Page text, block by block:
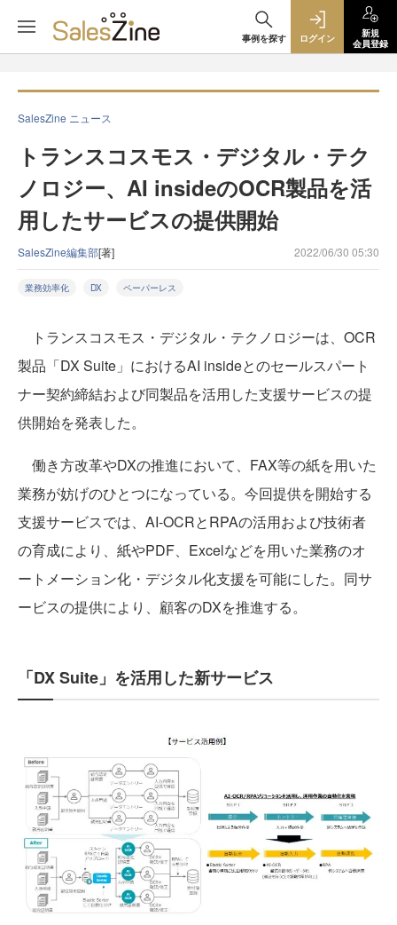
事例を探す ログイン
新規
会員登録
SalesZine ニュース
トランスコスモス・デジタル・テク
ノロジー、AI insideのOCR製品を活
用したサービスの提供開始
SalesZine編集部[著] 2022/06/30 05:30
業務効率化 DX ペーパーレス
トランスコスモス・デジタル・テクノロジーは、OCR
製品「DX Suite」におけるAI insideとのセールスパート
ナー契約締結および同製品を活用した支援サービスの提
供開始を発表した。
働き方改革やDXの推進において、FAX等の紙を用いた
業務が妨げのひとつになっている。今回提供を開始する
支援サービスでは、AI-OCRとRPAの活用および技術者
の育成により、紙やPDF、Excelなどを用いた業務のオ
ートメーション化・デジタル化支援を可能にした。同サ
ービスの提供により、顧客のDXを推進する。
「DX Suite」を活用した新サービス